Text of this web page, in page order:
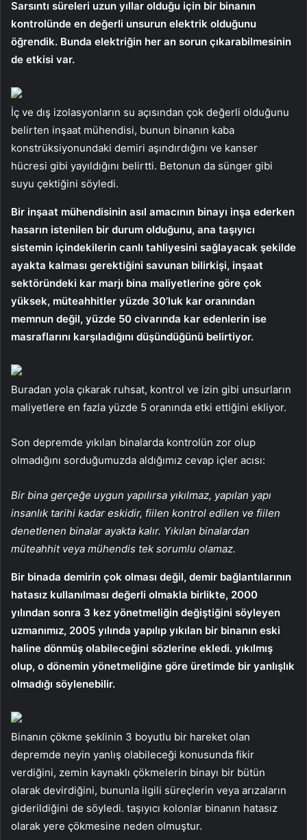
Sarsıntı süreleri uzun yıllar olduğu için bir binanın
kontrolünde en değerli unsurun elektrik olduğunu
öğrendik. Bunda elektriğin her an sorun çıkarabilmesinin
de etkisi var.
İç ve dış izolasyonların su açısından çok değerli olduğunu
belirten inşaat mühendisi, bunun binanın kaba
konstrüksiyonundaki demiri aşındırdığını ve kanser
hücresi gibi yayıldığını belirtti. Betonun da sünger gibi
suyu çektiğini söyledi.
Bir inşaat mühendisinin asıl amacının binayı inşa ederken
hasarın istenilen bir durum olduğunu, ana taşıyıcı
sistemin içindekilerin canlı tahliyesini sağlayacak şekilde
ayakta kalması gerektiğini savunan bilirkişi, inşaat
sektöründeki kar marjı bina maliyetlerine göre çok
yüksek, müteahhitler yüzde 30’luk kar oranından
memnun değil, yüzde 50 civarında kar edenlerin ise
masraflarını karşıladığını düşündüğünü belirtiyor.
Buradan yola çıkarak ruhsat, kontrol ve izin gibi unsurların
maliyetlere en fazla yüzde 5 oranında etki ettiğini ekliyor.
Son depremde yıkılan binalarda kontrolün zor olup
olmadığını sorduğumuzda aldığımız cevap içler acısı:
Bir bina gerçeğe uygun yapılırsa yıkılmaz, yapılan yapı
insanlık tarihi kadar eskidir, fiilen kontrol edilen ve fiilen
denetlenen binalar ayakta kalır. Yıkılan binalardan
müteahhit veya mühendis tek sorumlu olamaz.
Bir binada demirin çok olması değil, demir bağlantılarının
hatasız kullanılması değerli olmakla birlikte, 2000
yılından sonra 3 kez yönetmeliğin değiştiğini söyleyen
uzmanımız, 2005 yılında yapılıp yıkılan bir binanın eski
haline dönmüş olabileceğini sözlerine ekledi. yıkılmış
olup, o dönemin yönetmeliğine göre üretimde bir yanlışlık
olmadığı söylenebilir.
Binanın çökme şeklinin 3 boyutlu bir hareket olan
depremde neyin yanlış olabileceği konusunda fikir
verdiğini, zemin kaynaklı çökmelerin binayı bir bütün
olarak devirdiğini, bununla ilgili süreçlerin veya arızaların
giderildiğini de söyledi. taşıyıcı kolonlar binanın hatasız
olarak yere çökmesine neden olmuştur.